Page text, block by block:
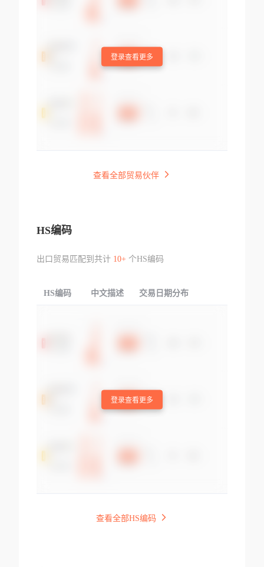
登录查看更多
查看全部贸易伙伴
HS编码
出口贸易匹配到共计 10+个HS编码
HS编码 中文描述 交易日期分布
登录查看更多
查看全部HS编码